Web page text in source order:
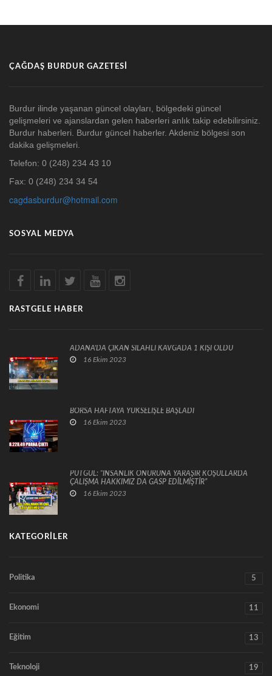
ÇAĞDAŞ BURDUR GAZETESI
Burdur ilinde yaşanan güncel olayları, bölgedeki güncel
gelişmeleri ve ajanslardan gelen haberleri anlık takip edebilirsiniz.
Burdur haberleri. Burdur güncel haberler. Akdeniz bölgesi son
dakika gelişmeleri.
Telefon: 0 (248) 234 43 10
Fax: 0 (248) 234 34 54
cagdasburdur@hotmail.com
SOSYAL MEDYA
RASTGELE HABER
ADANA'DA ÇIKAN SİLAHLI KAVGADA 1 KİŞİ ÖLDÜ
16 Ekim 2023
BORSA HAFTAYA YÜKSELİŞLE BAŞLADI
16 Ekim 2023
PUTGÜL: “İNSANLIK ONURUNA YARAŞIR KOŞULLARDA
ÇALIŞMA HAKKIMIZ DA GASP EDİLMİŞTİR”
16 Ekim 2023
KATEGORILER
Politika 5
Ekonomi 11
Eğitim 13
Teknoloji 19